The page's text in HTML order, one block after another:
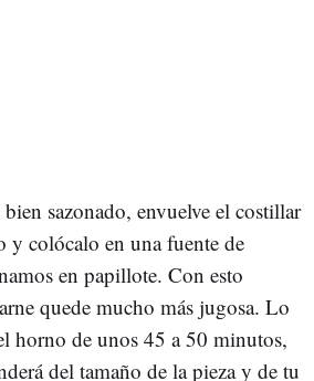
sazonado, envuelve el costillar
y colócalo en una fuente de
en papillote. Con esto
quede mucho más jugosa. Lo
horno de unos 45 a 50 minutos,
del tamaño de la pieza y de tu